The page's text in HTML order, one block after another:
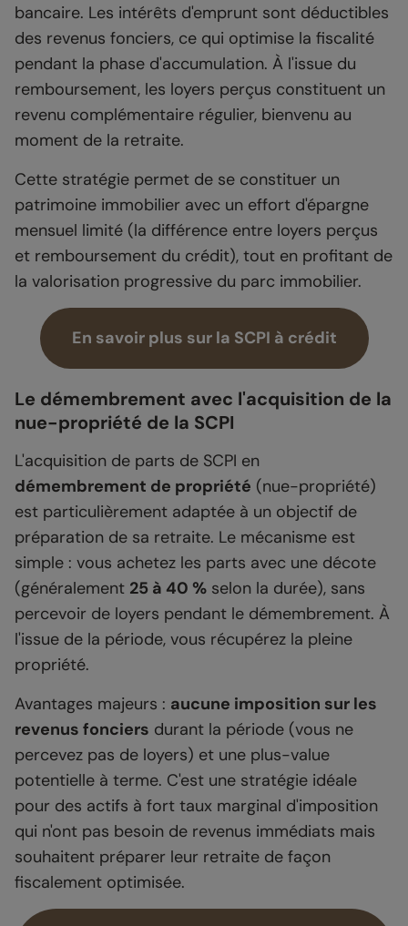
bancaire. Les intérêts d'emprunt sont déductibles
des revenus fonciers, ce qui optimise la fiscalité
pendant la phase d'accumulation. À l'issue du
remboursement, les loyers perçus constituent un
revenu complémentaire régulier, bienvenu au
moment de la retraite.
Cette stratégie permet de se constituer un
patrimoine immobilier avec un effort d'épargne
mensuel limité (la différence entre loyers perçus
et remboursement du crédit), tout en profitant de
la valorisation progressive du parc immobilier.
En savoir plus sur la SCPI à crédit
Le démembrement avec l'acquisition de la
nue-propriété de la SCPI
L'acquisition de parts de SCPI en
démembrement de propriété (nue-propriété)
est particulièrement adaptée à un objectif de
préparation de sa retraite. Le mécanisme est
simple : vous achetez les parts avec une décote
(généralement 25 à 40 % selon la durée), sans
percevoir de loyers pendant le démembrement. À
l'issue de la période, vous récupérez la pleine
propriété.
Avantages majeurs : aucune imposition sur les
revenus fonciers durant la période (vous ne
percevez pas de loyers) et une plus-value
potentielle à terme. C'est une stratégie idéale
pour des actifs à fort taux marginal d'imposition
qui n'ont pas besoin de revenus immédiats mais
souhaitent préparer leur retraite de façon
fiscalement optimisée.